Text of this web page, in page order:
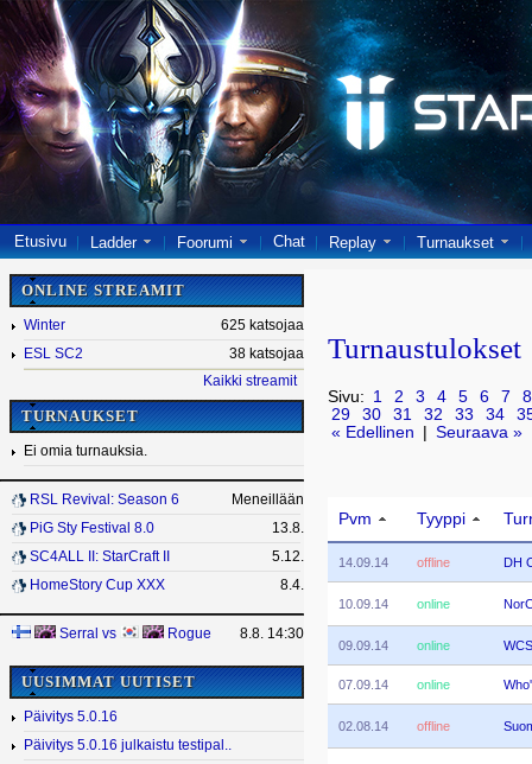
Etusivu Ladder Foorumi Chat Replay Turnaukset
ONLINE STREAMIT
Winter
625 katsojaa
ESL SC2
38 katsojaa
Kaikki streamit
TURNAUKSET
Ei omia turnauksia.
RSL Revival: Season 6
Meneillään
PiG Sty Festival 8.0
13.8.
SC4ALL II: StarCraft II
5.12.
HomeStory Cup XXX
8.4.
Serral vs Rogue 8.8. 14:30
UUSIMMAT UUTISET
Päivitys 5.0.16
Päivitys 5.0.16 julkaistu testipal..
Turnaustulokset
Sivu: 1 2 3 4 5 6 7
8
29
30 31 32 33 34
« Edellinen
Seuraava »
Pvm Tyyppi
14.09.14 offline DH
10.09.14 online
09.09.14 online
07.09.14 online
02.08.14 offline